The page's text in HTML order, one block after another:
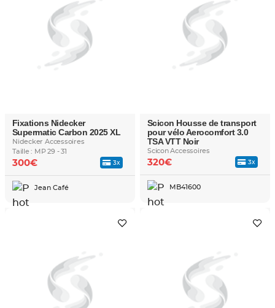
Fixations Nidecker
Supermatic Carbon 2025 XL
Nidecker Accessoires
Taille : MP 29 - 31
3x
300€
Jean Café
Scicon Housse de transport
pour vélo Aerocomfort 3.0
TSA VTT Noir
Scicon Accessoires
3x
320€
MB41600